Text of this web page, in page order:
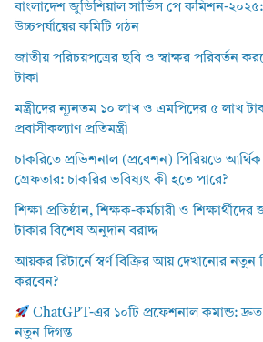
বাংলাদেশ জুডিশিয়াল সার্ভিস পে কমিশন-২০২৫:
উচ্চপর্যায়ের কমিটি গঠন
জাতীয় পরিচয়পত্রের ছবি ও স্বাক্ষর পরিবর্তন
টাকা
মন্ত্রীদের ন্যূনতম ১০ লাখ ও এমপিদের ৫ লাখ
প্রবাসীকল্যাণ প্রতিমন্ত্রী
চাকরিতে প্রভিশনাল (প্রবেশন) পিরিয়ডে আর্থিক
গ্রেফতার: চাকরির ভবিষ্যৎ কী হতে পারে?
শিক্ষা প্রতিষ্ঠান, শিক্ষক-কর্মচারী ও
টাকার বিশেষ অনুদান বরাদ্দ
আয়কর রিটার্নে স্বর্ণ বিক্রির আয় দেখানোর নতুন
করবেন?
ChatGPT-এর ১০টি প্রফেশনাল কমান্ড:
নতুন দিগন্ত